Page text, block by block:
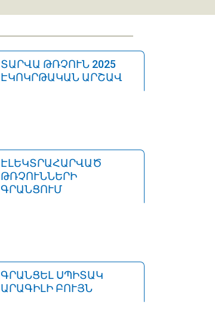
ՏԱՐՎԱ ԹՌՉՈՒՆ 2025
ԷԿՈԿՐԹԱԿԱՆ ԱՐՇԱՎ
ԷԼԵԿՏՐԱՀԱՐՎԱԾ
ԹՌՉՈՒՆՆԵՐԻ
ԳՐԱՆՑՈՒՄ
ԳՐԱՆՑԵԼ ՍՊԻՏԱԿ
ԱՐԱԳԻԼԻ ԲՈՒՅՆ